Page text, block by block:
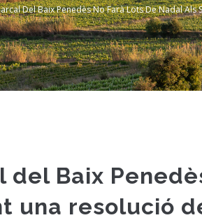
Del Baix Penedès No Farà Lots De Nadal
del Baix
una resolució